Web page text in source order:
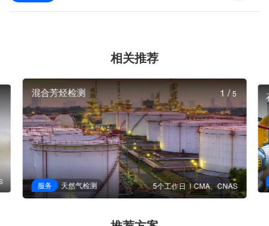
相关推荐
混合芳烃检测
服务 天然气检测 5个工作日 CMA、CNAS
1/5